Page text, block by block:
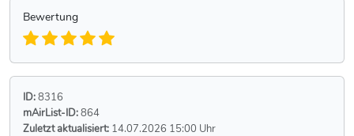
Bewertung
ID:8316
mAirList-ID:864
Zuletzt aktualisiert: 14.07.2026 15:00 Uhr